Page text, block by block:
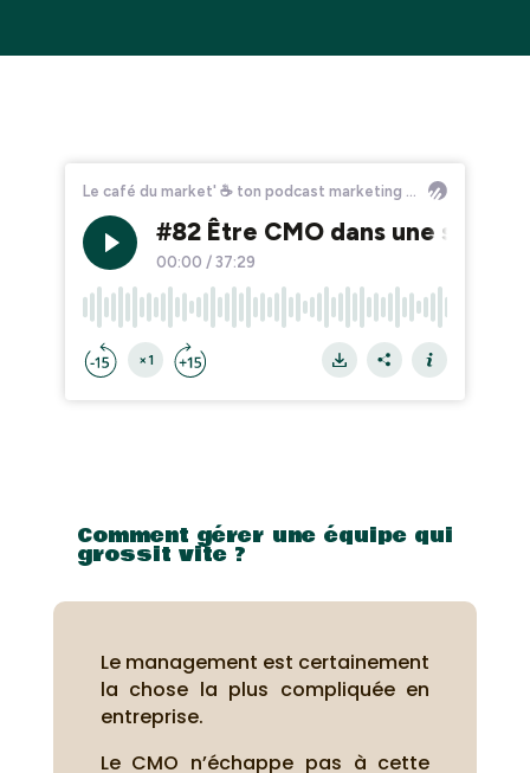
Comment gérer une équipe qui
grossit vite ?
Le management est certainement
la chose la plus compliquée en
entreprise.
Le CMO n’échappe pas à cette